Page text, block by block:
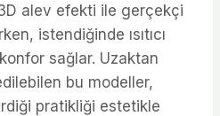
alev efekti ile gerçekçi
istendiğinde ısıtıcı
sağlar. Uzaktan
bu modeller,
pratikliği estetikle